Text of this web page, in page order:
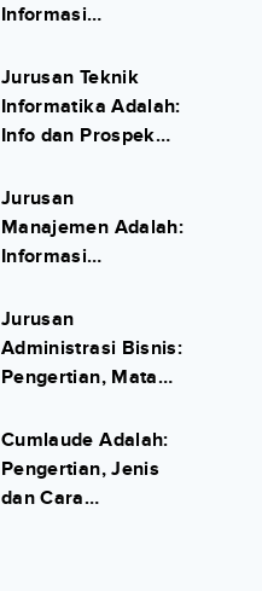
Informasi
Jurusan Teknik
Informatika Adalah:
Info dan Prospek
Jurusan
Manajemen Adalah:
Informasi
Jurusan
Administrasi Bisnis:
Pengertian, Mata
Kerja Lengkap
Cumlaude Adalah:
Pengertian, Jenis
dan Cara